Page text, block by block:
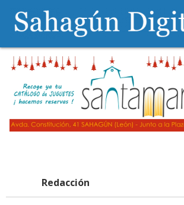
Redacción